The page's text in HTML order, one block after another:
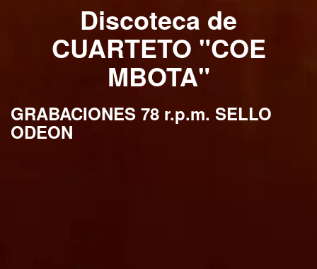
Discoteca de
CUARTETO "COE
MBOTA"
GRABACIONES 78 r.p.m. SELLO
ODEON